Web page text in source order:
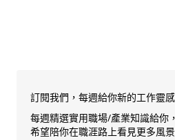
訂閱我們，每週給你新的工作靈感
每週精選實用職場/產業知識給你
希望陪你在職涯路上看見更多風